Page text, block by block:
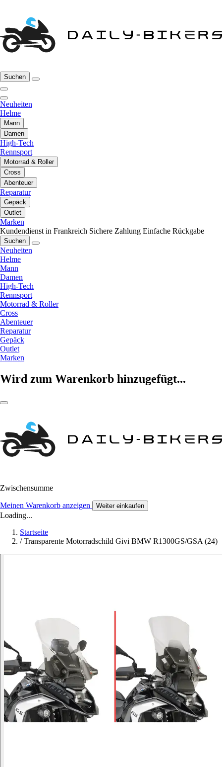
Suchen
Neuheiten
Helme
Mann
Damen
High-Tech
Rennsport
Motorrad & Roller
Cross
Abenteuer
Reparatur
Gepäck
Outlet
Marken
Kundendienst in Frankreich Sichere Zahlung Einfache Rückgabe
Suchen
Neuheiten
Helme
Mann
Damen
High-Tech
Rennsport
Motorrad & Roller
Cross
Abenteuer
Reparatur
Gepäck
Outlet
Marken
Wird zum Warenkorb hinzugefügt...
Zwischensumme
Meinen Warenkorb anzeigen Weiter einkaufen
Loading...
Startseite
/ Transparente Motorradschild Givi BMW R1300GS/GSA (24)